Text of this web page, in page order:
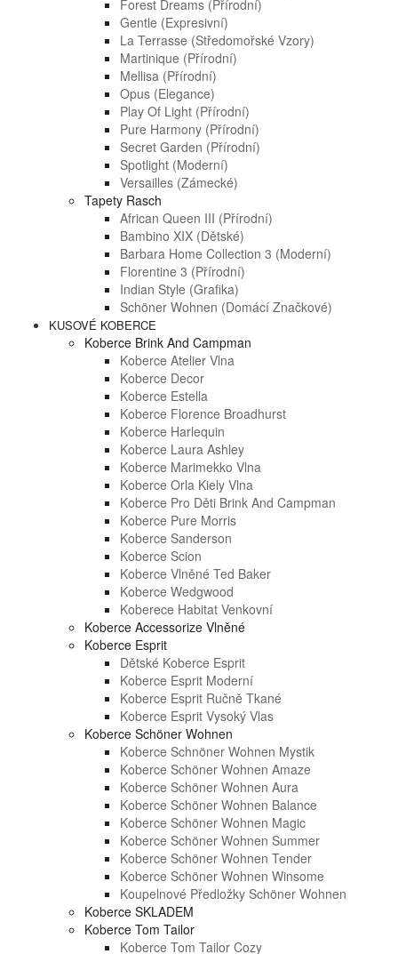
Forest Dreams (přírodní)
Gentle (expresivní)
La Terrasse (středomořské Vzory)
Martinique (přírodní)
Mellisa (přírodní)
Opus (elegance)
Play Of Light (přírodní)
Pure Harmony (přírodní)
Secret Garden (přírodní)
Spotlight (moderní)
Versailles (zámecké)
Tapety Rasch
African Queen III (přírodní)
Bambino XIX (dětské)
Barbara Home Collection 3 (moderní)
Florentine 3 (přírodní)
Indian Style (grafika)
Schöner Wohnen (domácí Značkové)
KUSOVÉ KOBERCE
Koberce Brink And Campman
Koberce Atelier Vlna
Koberce Decor
Koberce Estella
Koberce Florence Broadhurst
Koberce Harlequin
Koberce Laura Ashley
Koberce Marimekko Vlna
Koberce Orla Kiely Vlna
Koberce Pro Děti Brink And Campman
Koberce Pure Morris
Koberce Sanderson
Koberce Scion
Koberce Vlněné Ted Baker
Koberce Wedgwood
Koberece Habitat Venkovní
Koberce Accessorize Vlněné
Koberce Esprit
Dětské Koberce Esprit
Koberce Esprit Moderní
Koberce Esprit Ručně Tkané
Koberce Esprit Vysoký Vlas
Koberce Schöner Wohnen
Koberce Schnöner Wohnen Mystik
Koberce Schöner Wohnen Amaze
Koberce Schöner Wohnen Aura
Koberce Schöner Wohnen Balance
Koberce Schöner Wohnen Magic
Koberce Schöner Wohnen Summer
Koberce Schöner Wohnen Tender
Koberce Schöner Wohnen Winsome
Koupelnové Předložky Schöner Wohnen
Koberce SKLADEM
Koberce Tom Tailor
Koberce Tom Tailor Cozy